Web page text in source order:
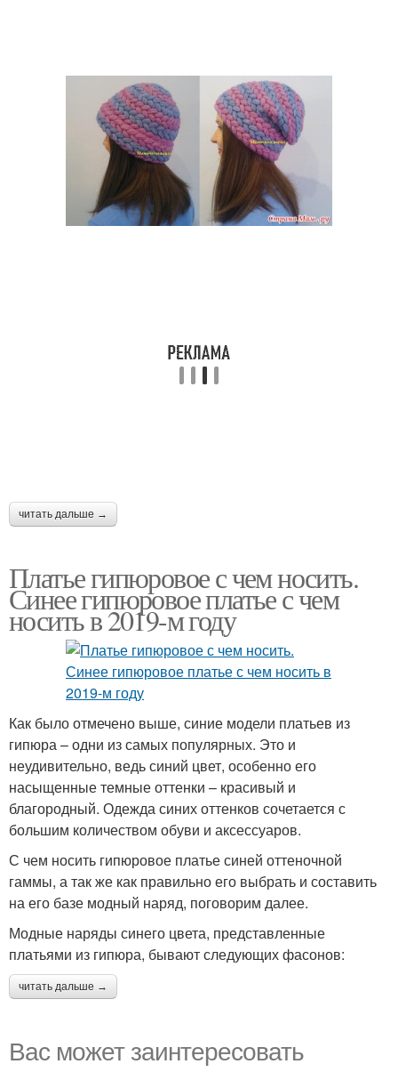
читать дальше →
Платье гипюровое с чем носить.
Синее гипюровое платье с чем
носить в 2019-м году
Как было отмечено выше, синие модели платьев из
гипюра – одни из самых популярных. Это и
неудивительно, ведь синий цвет, особенно его
насыщенные темные оттенки – красивый и
благородный. Одежда синих оттенков сочетается с
большим количеством обуви и аксессуаров.
С чем носить гипюровое платье синей оттеночной
гаммы, а так же как правильно его выбрать и составить
на его базе модный наряд, поговорим далее.
Модные наряды синего цвета, представленные
платьями из гипюра, бывают следующих фасонов:
читать дальше →
Вас может заинтересовать